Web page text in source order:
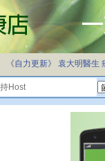
《自力更新》 袁大明醫生